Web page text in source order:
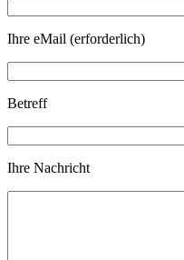
Ihre eMail (erforderlich)
Betreff
Ihre Nachricht